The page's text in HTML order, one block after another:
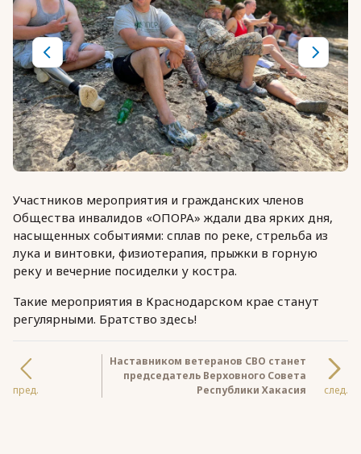
Участников мероприятия и гражданских членов
Общества инвалидов «ОПОРА» ждали два ярких дня,
насыщенных событиями: сплав по реке, стрельба из
лука и винтовки, физиотерапия, прыжки в горную
реку и вечерние посиделки у костра.
Такие мероприятия в Краснодарском крае станут
регулярными. Братство здесь!
пред.
Наставником ветеранов СВО станет
председатель Верховного Совета
Республики Хакасия
след.